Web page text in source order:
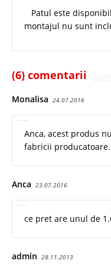
Patul este
montajul nu sunt
(6) comentarii
Monalisa 24.07.2016
Anca, acest produs
fabricii producatoare.
Anca 23.07.2016
ce pret are unul de
admin 28.11.2013